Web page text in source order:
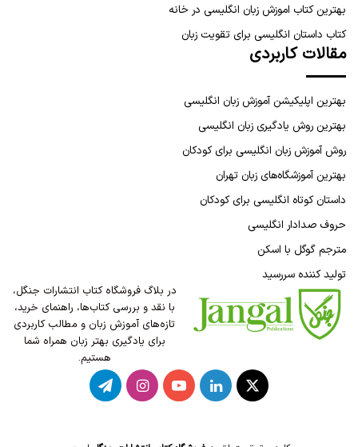
بهترین کتاب اموزش زبان انگلیسی در خانه
کتاب داستان انگلیسی برای تقویت زبان
مقالات کاربردی
بهترین اپلیکیشن آموزش زبان انگلیسی
بهترین روش یادگیری زبان انگلیسی
روش آموزش زبان انگلیسی برای کودکان
بهترین آموزشگاه‌های زبان تهران
داستان کوتاه انگلیسی برای کودکان
حروف صدادار انگلیسی
مترجم گوگل با اسکن
تولید کننده سررسید
در بلاگ فروشگاه کتاب انتشارات جنگل،
با نقد و بررسی کتاب‌ها، راهنمای خرید،
تازه‌های آموزش زبان و مطالب کاربردی
برای یادگیری بهتر زبان همراه شما
هستیم.
X لینکدینیوتیوباینستاگرامتلگرام